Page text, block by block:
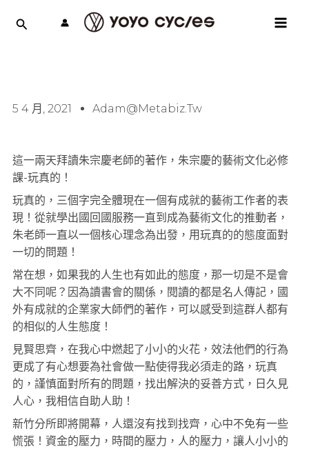
5 4 月, 2021 Adam@metabiz.tw
這一兩天拜讀朱宗慶老師的著作，朱宗慶的藝術文化必修
課-玩真的！
玩真的，三個字完全體現在一個有成就的藝術工作者的表
現！從就學出國回國服務一直到成為藝術文化的推動者，
朱老師一直以一個核心理念為出發，用玩真的的態度面對
一切的問題！
常在想，如果我的人生也有如此的態度，那一切是不是會
大不同呢？因為讀書會的關係，閱讀的都是名人傳記，國
外有成就的企業家大師們的著作，可以感受到這群人都有
的相似的人生態度！
見賢思齊，在我心中燃起了小小的火花，效法他們的行為
更成了有心想要為社會做一點使得我必須走的路，玩真
的，謹慎面對所有的問題，找出解決的妥善方式，日久見
人心，我相信自助人助！
新竹分所即將開幕，人還沒有找到找齊，心中不免有一些
慌張！資金的壓力，時間的壓力，人的壓力，讓人小小的